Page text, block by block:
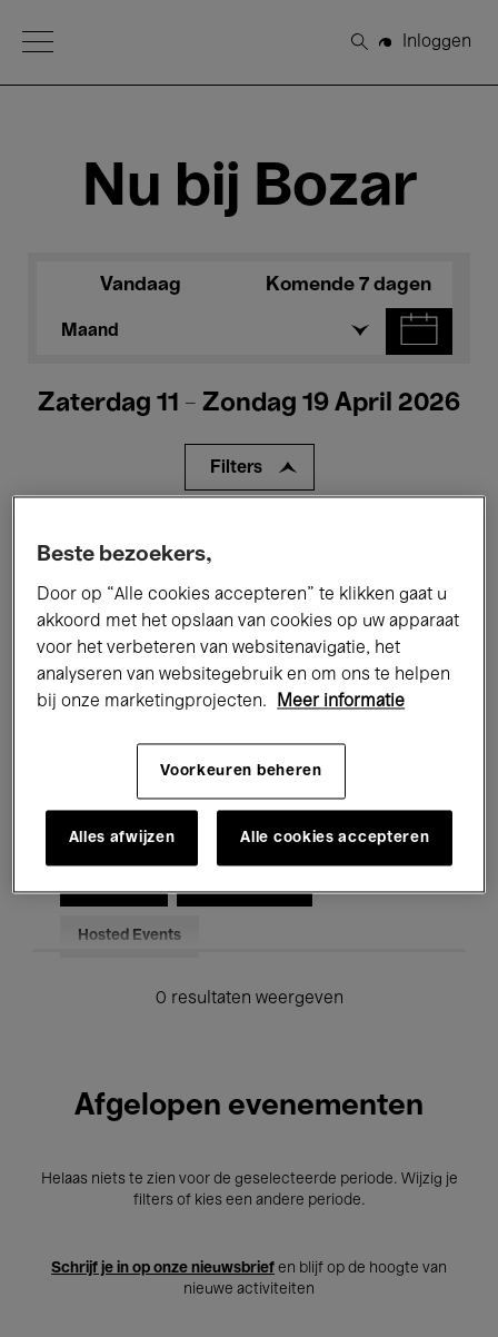
Open Menu
Zoeken
Inloggen
Nu bij Bozar
Vandaag Komende 7 dagen
Maand
Zaterdag 11 - Zondag 19 April 2026
Filters
Tentoonstellingen Films
Performances Lezingen & Debatten
Jazz Klassieke Muziek Global Music
Elektronische Muziek
Voor iedereen Kids’ Palace
Hosted Events
0 resultaten weergeven
Afgelopen evenementen
Helaas niets te zien voor de geselecteerde periode. Wijzig je
filters of kies een andere periode.
Schrijf je in op onze nieuwsbrief en blijf op de hoogte van
nieuwe activiteiten
Beste bezoekers,
Door op “Alle cookies accepteren” te klikken gaat u
akkoord met het opslaan van cookies op uw apparaat
voor het verbeteren van websitenavigatie, het
analyseren van websitegebruik en om ons te helpen
bij onze marketingprojecten.
Meer informatie
Voorkeuren beheren
Alles afwijzen Alle cookies accepteren